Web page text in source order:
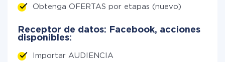
Obtenga OFERTAS por etapas (nuevo)
Receptor de datos: Facebook, acciones
disponibles:
Importar AUDIENCIA